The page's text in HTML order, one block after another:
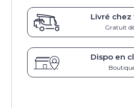
Livré
Gratuit
Dispo en